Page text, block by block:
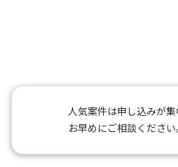
人気案件は申し込みが集
お早めにご相談ください